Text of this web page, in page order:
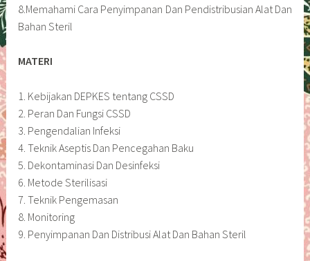
8.Memahami Cara Penyimpanan Dan Pendistribusian Alat Dan
Bahan Steril
MATERI
1. Kebijakan DEPKES tentang CSSD
2. Peran Dan Fungsi CSSD
3. Pengendalian Infeksi
4. Teknik Aseptis Dan Pencegahan Baku
5. Dekontaminasi Dan Desinfeksi
6. Metode Sterilisasi
7. Teknik Pengemasan
8. Monitoring
9. Penyimpanan Dan Distribusi Alat Dan Bahan Steril